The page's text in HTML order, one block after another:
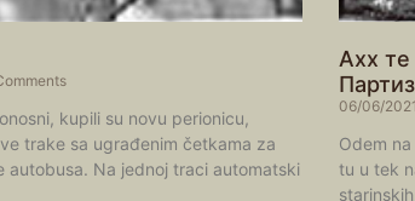
kupili su novu perionicu,
trake sa ugrađenim četkama za
autobusa. Na jednoj traci automatski
Ахх
06/06/2021
Odem
tu u tek